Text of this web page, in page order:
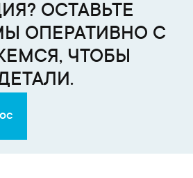
ОСТАВЬТЕ
ОПЕРАТИВНО С
ЧТОБЫ